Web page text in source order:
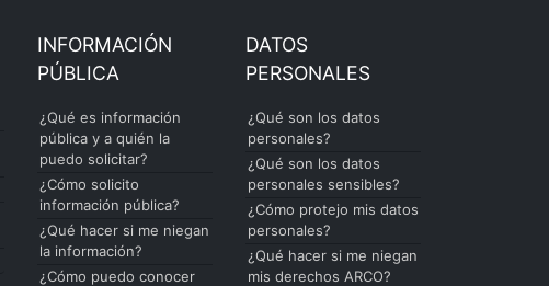
INFORMACIÓN
PÚBLICA
¿Qué es información
pública y a quién la
puedo solicitar?
¿Cómo solicito
información pública?
¿Qué hacer si me niegan
la información?
¿Cómo puedo conocer
DATOS
PERSONALES
¿Qué son los datos
personales?
¿Qué son los datos
personales sensibles?
¿Cómo protejo mis datos
personales?
¿Qué hacer si me niegan
mis derechos ARCO?